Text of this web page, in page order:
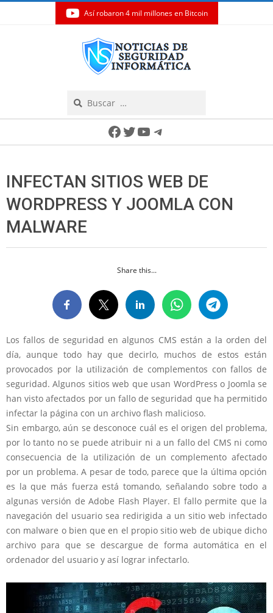
Así robaron 4 mil millones en Bitcoin
Facebook
Twitter
YouTube
Telegram
INFECTAN SITIOS WEB DE
WORDPRESS Y JOOMLA CON
MALWARE
Share this...
Los fallos de seguridad en algunos CMS están a la orden del
día, aunque todo hay que decirlo, muchos de estos están
provocados por la utilización de complementos con fallos de
seguridad. Algunos sitios web que usan WordPress o Joomla se
han visto afectados por un fallo de seguridad que ha permitido
infectar la página con un archivo flash malicioso.
Sin embargo, aún se desconoce cuál es el origen del problema,
por lo tanto no se puede atribuir ni a un fallo del CMS ni como
consecuencia de la utilización de un complemento afectado
por un problema. A pesar de todo, parece que la última opción
es la que más fuerza está tomando, señalando sobre todo a
algunas versión de Adobe Flash Player. El fallo permite que la
navegación del usuario sea redirigida a un sitio web infectado
con malware o bien que en el propio sitio web de ubique dicho
archivo para que se descargue de forma automática en el
ordenador del usuario y así lograr infectarlo.